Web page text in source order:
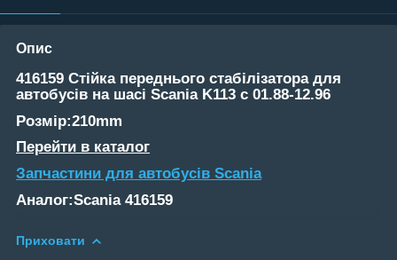
Опис
416159 Стійка переднього стабілізатора для
автобусів на шасі Scania K113 c 01.88-12.96
Розмір:210mm
Перейти в каталог
Запчастини для автобусів Scania
Аналог:Scania 416159
Приховати